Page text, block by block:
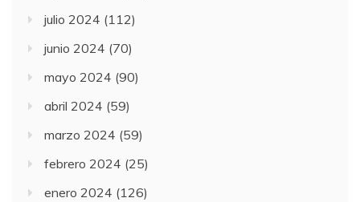
julio 2024 (112)
junio 2024 (70)
mayo 2024 (90)
abril 2024 (59)
marzo 2024 (59)
febrero 2024 (25)
enero 2024 (126)